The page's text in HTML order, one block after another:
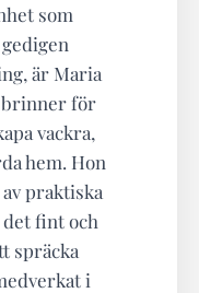
som
är Maria
brinner för
vackra,
hem. Hon
praktiska
fint och
spräcka
i